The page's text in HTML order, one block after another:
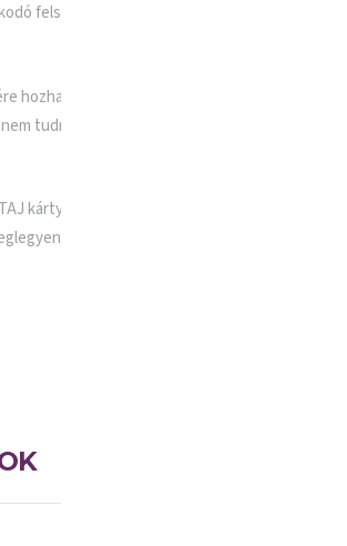
felszerelés, törölköző, papucs, kosár cipő,
hozhat magával bármilyen elektronikai
tudnak vállalni.
kártyát, valamint a kitöltött egészségügyi
induláskor!